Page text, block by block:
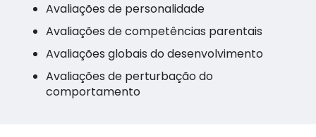
Avaliações de personalidade
Avaliações de competências parentais
Avaliações globais do desenvolvimento
Avaliações de perturbação do
comportamento